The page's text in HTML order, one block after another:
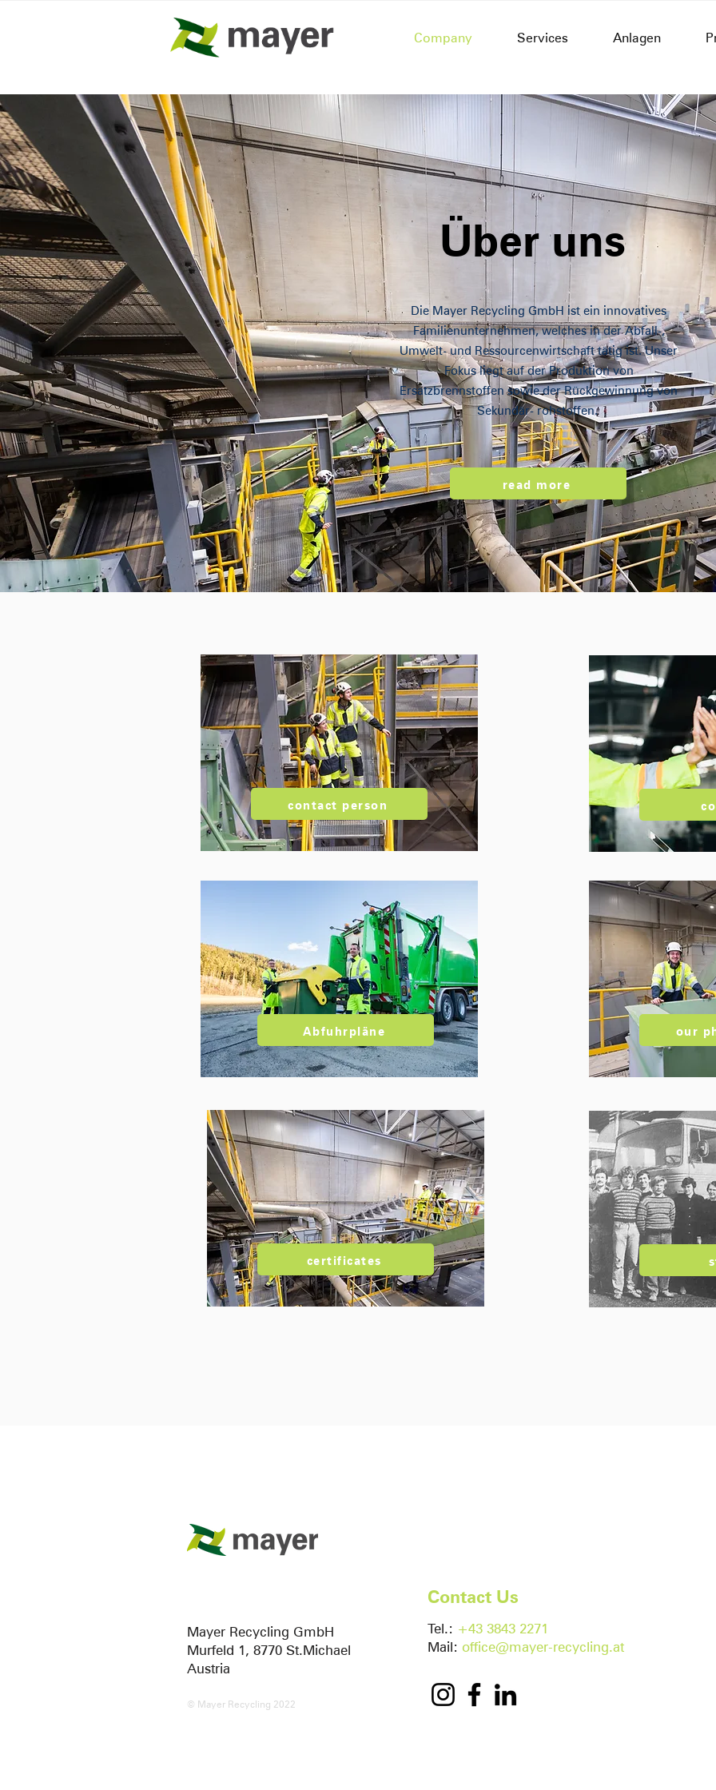
Company Services Anlagen
Über uns
Die Mayer Recycling GmbH ist ein innovatives
Familienunternehmen, welches in der Abfall-,
Umwelt- und Ressourcenwirtschaft tätig ist. Unser
Fokus liegt auf der Produktion von
Ersatzbrennstoffen sowie der Rückgewinnung von
Sekundär- rohstoffen.
read more
contact person
Abfuhrpläne
certificates
our
Contact Us
Mayer Recycling GmbH
Murfeld 1, 8770 St.Michael
Austria
Tel.: +43 3843 2271
Mail: office@mayer-recycling.at
© Mayer Recycling 2022